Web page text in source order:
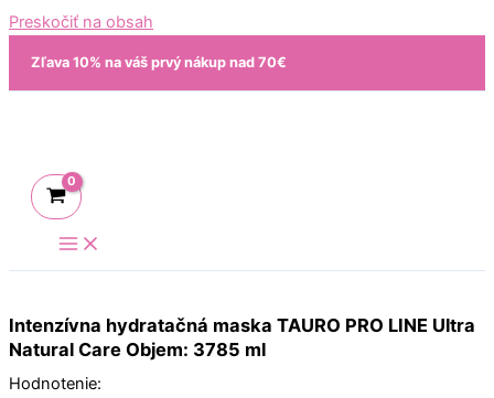
Preskočiť na obsah
Zľava 10% na váš prvý nákup nad 70€
Intenzívna hydratačná maska TAURO PRO LINE Ultra
Natural Care Objem: 3785 ml
Hodnotenie: